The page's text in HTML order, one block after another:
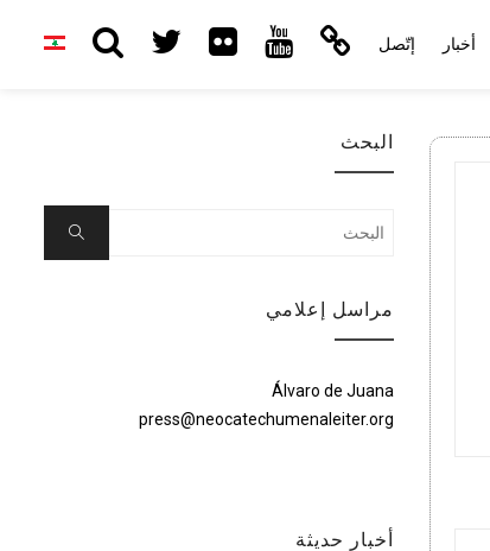
أخبار إتّصل
البحث
Search
Search
مراسل إعلامي
Álvaro de Juana
press@neocatechumenaleiter.org
أخبار حديثة